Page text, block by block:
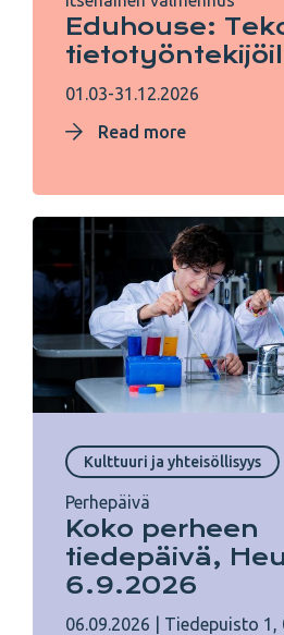
Eduhouse:
01.03-31.12.2026
Read more
Kulttuuri ja yhteisöllisyys
Perhepäivä
Koko perheen
tiedepäivä,
6.9.2026
06.09.2026
Tiedepuisto 1,